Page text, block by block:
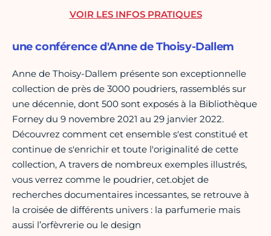
une conférence d'Anne de Thoisy-Dallem
Anne de Thoisy-Dallem présente son exceptionnelle
collection de près de 3000 poudriers, rassemblés sur
une décennie, dont 500 sont exposés à la Bibliothèque
Forney du 9 novembre 2021 au 29 janvier 2022.
Découvrez comment cet ensemble s'est constitué et
continue de s'enrichir et toute l'originalité de cette
collection, A travers de nombreux exemples illustrés,
vous verrez comme le poudrier, cet.objet de
recherches documentaires incessantes, se retrouve à
la croisée de différents univers : la parfumerie mais
aussi l’orfèvrerie ou le design
VOIR LES INFOS PRATIQUES